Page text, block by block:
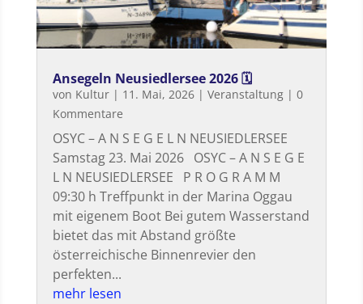
Ansegeln Neusiedlersee 2026 🗓
von Kultur| 11. Mai, 2026| Veranstaltung| 0
Kommentare
OSYC – A N S E G E L N NEUSIEDLERSEE
Samstag 23. Mai 2026 OSYC – A N S E G E
L N NEUSIEDLERSEE P R O G R A M M
09:30 h Treffpunkt in der Marina Oggau
mit eigenem Boot Bei gutem Wasserstand
bietet das mit Abstand größte
österreichische Binnenrevier den
perfekten...
mehr lesen